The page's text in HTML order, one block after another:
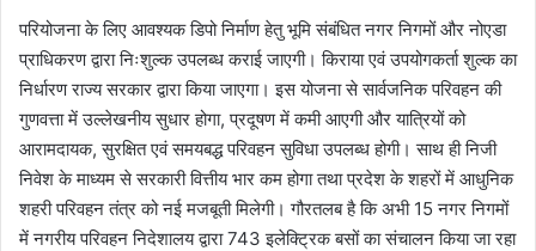
परियोजना के लिए आवश्यक डिपो निर्माण हेतु भूमि संबंधित नगर निगमों और नोएडा
प्राधिकरण द्वारा निःशुल्क उपलब्ध कराई जाएगी। किराया एवं उपयोगकर्ता शुल्क का
निर्धारण राज्य सरकार द्वारा किया जाएगा। इस योजना से सार्वजनिक परिवहन की
गुणवत्ता में उल्लेखनीय सुधार होगा, प्रदूषण में कमी आएगी और यात्रियों को
आरामदायक, सुरक्षित एवं समयबद्ध परिवहन सुविधा उपलब्ध होगी। साथ ही निजी
निवेश के माध्यम से सरकारी वित्तीय भार कम होगा तथा प्रदेश के शहरों में आधुनिक
शहरी परिवहन तंत्र को नई मजबूती मिलेगी। गौरतलब है कि अभी 15 नगर निगमों
में नगरीय परिवहन निदेशालय द्वारा 743 इलेक्ट्रिक बसों का संचालन किया जा रहा